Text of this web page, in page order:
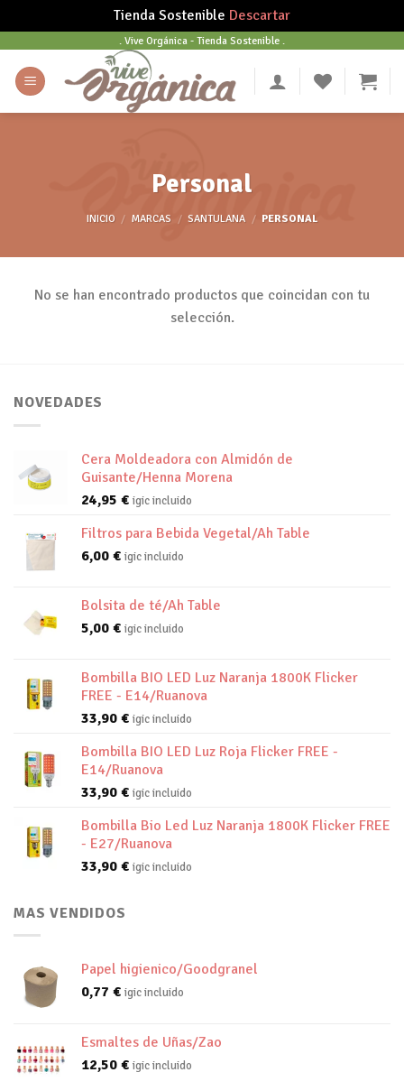
Tienda Sostenible Descartar
content
. Vive Orgánica - Tienda Sostenible .
Personal
INICIO / MARCAS / SANTULANA / PERSONAL
No se han encontrado productos que coincidan con tu
selección.
NOVEDADES
Cera Moldeadora con Almidón de
Guisante/Henna Morena
24,95 € igic incluido
Filtros para Bebida Vegetal/Ah Table
6,00 € igic incluido
Bolsita de té/Ah Table
5,00 € igic incluido
Bombilla BIO LED Luz Naranja 1800K Flicker
FREE - E14/Ruanova
33,90 € igic incluido
Bombilla BIO LED Luz Roja Flicker FREE -
E14/Ruanova
33,90 € igic incluido
Bombilla Bio Led Luz Naranja 1800K Flicker FREE
- E27/Ruanova
33,90 € igic incluido
MAS VENDIDOS
Papel higienico/Goodgranel
0,77 € igic incluido
Esmaltes de Uñas/Zao
12,50 € igic incluido